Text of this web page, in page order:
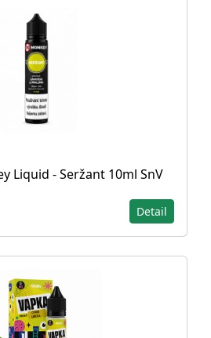
Liquid - Seržant 10ml SnV
Detail